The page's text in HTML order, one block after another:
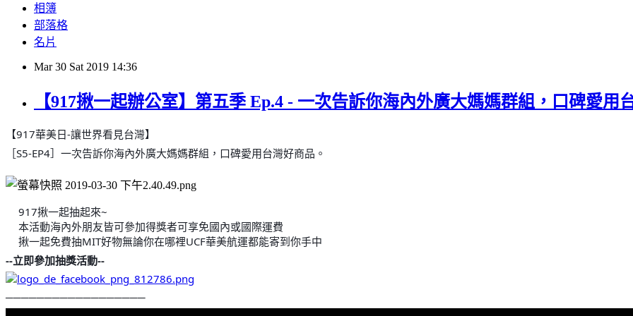
相簿
部落格
名片
Mar 30 Sat 2019 14:36
【917揪一起辦公室】第五季 Ep.4 - 一次告訴你海內外廣大媽媽群組，口碑愛用
【917華美日-讓世界看見台灣】
［S5-EP4］一次告訴你海內外廣大媽媽群組，口碑愛用台灣好商品。
917揪一起抽起來~
本活動海內外朋友皆可參加得獎者可享免國內或國際運費
揪一起免費抽MIT好物無論你在哪裡UCF華美航運都能寄到你手中
--立即參加抽獎活動--
──────────────────